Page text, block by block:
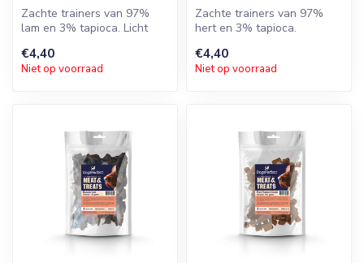
Zachte trainers van 97%
lam en 3% tapioca. Licht
en v...
€4,40
Niet op voorraad
Zachte trainers van 97%
hert en 3% tapioca.
verteerbaar en z...
€4,40
Niet op voorraad